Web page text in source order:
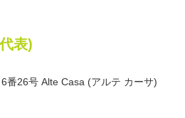
お笑い・バラエ
表)
番26号 Alte Casa (アルテ カーサ)